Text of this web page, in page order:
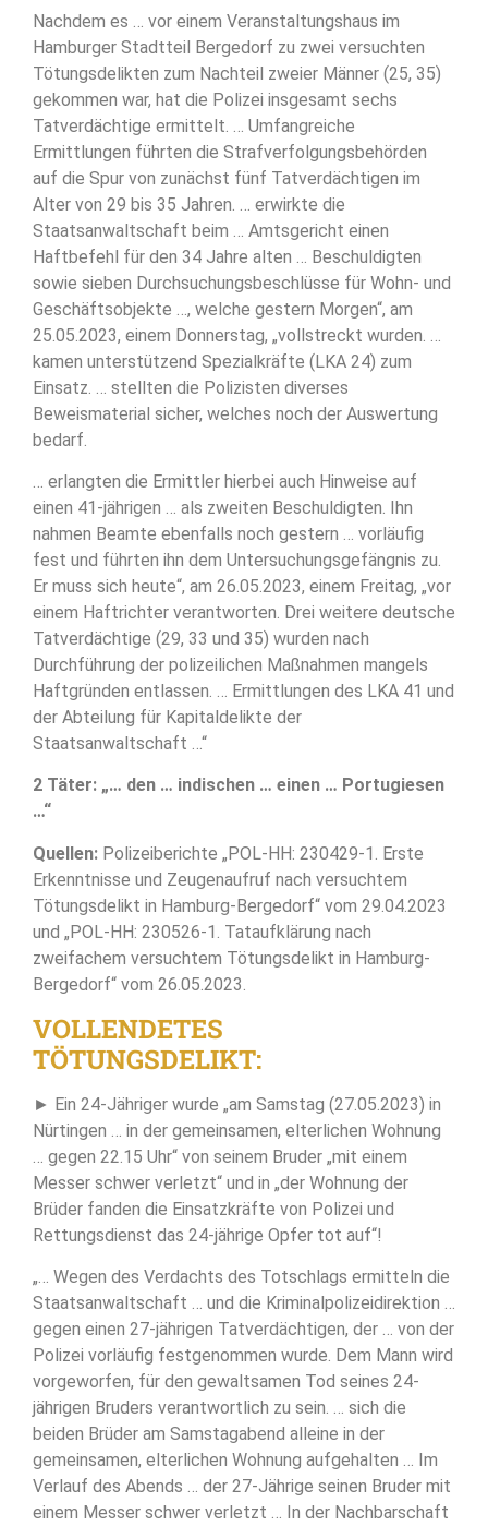
Nachdem es … vor einem Veranstaltungshaus im
Hamburger Stadtteil Bergedorf zu zwei versuchten
Tötungsdelikten zum Nachteil zweier Männer (25, 35)
gekommen war, hat die Polizei insgesamt sechs
Tatverdächtige ermittelt. … Umfangreiche
Ermittlungen führten die Strafverfolgungsbehörden
auf die Spur von zunächst fünf Tatverdächtigen im
Alter von 29 bis 35 Jahren. … erwirkte die
Staatsanwaltschaft beim … Amtsgericht einen
Haftbefehl für den 34 Jahre alten … Beschuldigten
sowie sieben Durchsuchungsbeschlüsse für Wohn- und
Geschäftsobjekte …, welche gestern Morgen“, am
25.05.2023, einem Donnerstag, „vollstreckt wurden. …
kamen unterstützend Spezialkräfte (LKA 24) zum
Einsatz. … stellten die Polizisten diverses
Beweismaterial sicher, welches noch der Auswertung
bedarf.
… erlangten die Ermittler hierbei auch Hinweise auf
einen 41-jährigen … als zweiten Beschuldigten. Ihn
nahmen Beamte ebenfalls noch gestern … vorläufig
fest und führten ihn dem Untersuchungsgefängnis zu.
Er muss sich heute“, am 26.05.2023, einem Freitag, „vor
einem Haftrichter verantworten. Drei weitere deutsche
Tatverdächtige (29, 33 und 35) wurden nach
Durchführung der polizeilichen Maßnahmen mangels
Haftgründen entlassen. … Ermittlungen des LKA 41 und
der Abteilung für Kapitaldelikte der
Staatsanwaltschaft …“
2 Täter: „… den … indischen … einen … Portugiesen
…“
Quellen: Polizeiberichte „POL-HH: 230429-1. Erste
Erkenntnisse und Zeugenaufruf nach versuchtem
Tötungsdelikt in Hamburg-Bergedorf“ vom 29.04.2023
und „POL-HH: 230526-1. Tataufklärung nach
zweifachem versuchtem Tötungsdelikt in Hamburg-
Bergedorf“ vom 26.05.2023.
VOLLENDETES
TÖTUNGSDELIKT:
► Ein 24-Jähriger wurde „am Samstag (27.05.2023) in
Nürtingen … in der gemeinsamen, elterlichen Wohnung
… gegen 22.15 Uhr“ von seinem Bruder „mit einem
Messer schwer verletzt“ und in „der Wohnung der
Brüder fanden die Einsatzkräfte von Polizei und
Rettungsdienst das 24-jährige Opfer tot auf“!
„… Wegen des Verdachts des Totschlags ermitteln die
Staatsanwaltschaft … und die Kriminalpolizeidirektion …
gegen einen 27-jährigen Tatverdächtigen, der … von der
Polizei vorläufig festgenommen wurde. Dem Mann wird
vorgeworfen, für den gewaltsamen Tod seines 24-
jährigen Bruders verantwortlich zu sein. … sich die
beiden Brüder am Samstagabend alleine in der
gemeinsamen, elterlichen Wohnung aufgehalten … Im
Verlauf des Abends … der 27-Jährige seinen Bruder mit
einem Messer schwer verletzt … In der Nachbarschaft